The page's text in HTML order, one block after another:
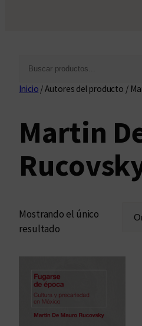
s
a
Inicio / Autores del producto /
Martin
Mostrando el único
resultado